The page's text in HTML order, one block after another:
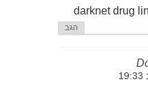
darknet drug
הגב